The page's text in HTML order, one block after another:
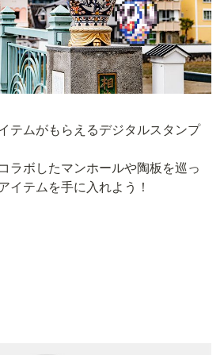
テムがもらえるデジタルスタンプ
ラボしたマンホールや陶板を巡っ
イテムを手に入れよう！